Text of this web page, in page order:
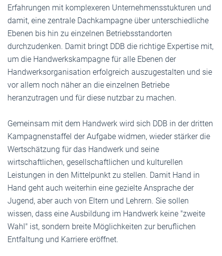
Erfahrungen mit komplexeren Unternehmensstukturen und
damit, eine zentrale Dachkampagne über unterschiedliche
Ebenen bis hin zu einzelnen Betriebsstandorten
durchzudenken. Damit bringt DDB die richtige Expertise mit,
um die Handwerkskampagne für alle Ebenen der
Handwerksorganisation erfolgreich auszugestalten und sie
vor allem noch näher an die einzelnen Betriebe
heranzutragen und für diese nutzbar zu machen.
Gemeinsam mit dem Handwerk wird sich DDB in der dritten
Kampagnenstaffel der Aufgabe widmen, wieder stärker die
Wertschätzung für das Handwerk und seine
wirtschaftlichen, gesellschaftlichen und kulturellen
Leistungen in den Mittelpunkt zu stellen. Damit Hand in
Hand geht auch weiterhin eine gezielte Ansprache der
Jugend, aber auch von Eltern und Lehrern. Sie sollen
wissen, dass eine Ausbildung im Handwerk keine "zweite
Wahl" ist, sondern breite Möglichkeiten zur beruflichen
Entfaltung und Karriere eröffnet.